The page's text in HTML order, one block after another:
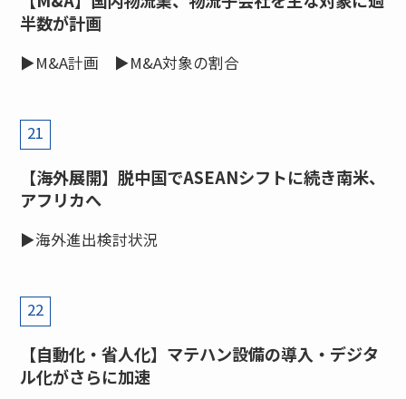
半数が計画
▶M&A計画 ▶M&A対象の割合
21
【海外展開】脱中国でASEANシフトに続き南米、
アフリカへ
▶海外進出検討状況
22
【自動化・省人化】マテハン設備の導入・デジタ
ル化がさらに加速